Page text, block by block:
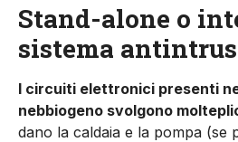
Stand-alone o
sistema
I circuiti elettronici presenti
nebbiogeno svolgono
dano la caldaia e la pompa (se